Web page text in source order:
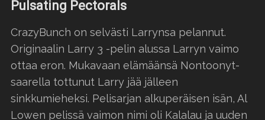
Pulsating Pectorals
CrazyBunch on selvästi Larrynsa pelannut.
Originaalin Larry 3 -pelin alussa Larryn vaimo
ottaa eron. Mukavaan elämäänsä Nontoonyt-
saarella tottunut Larry jää jälleen
sinkkumieheksi. Pelisarjan alkuperäisen isän, Al
Lowen pelissä vaimon nimi oli Kalalau ja uuden